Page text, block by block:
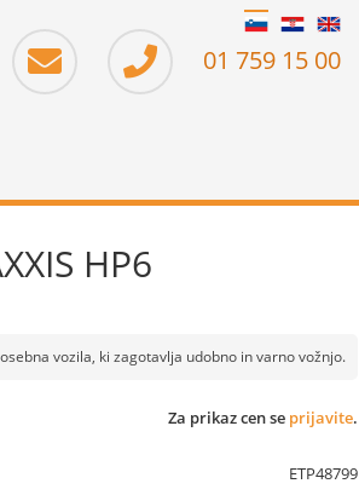
01 759 15 00
HP6
vozila, ki zagotavlja udobno in varno vožnjo.
Za prikaz cen se prijavite.
ETP48799